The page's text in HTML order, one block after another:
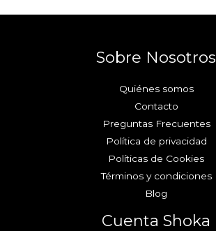
Sobre Nosotros
Quiénes somos
Contacto
Preguntas Frecuentes
Política de privacidad
Políticas de Cookies
Términos y condiciones
Blog
Cuenta Shoka